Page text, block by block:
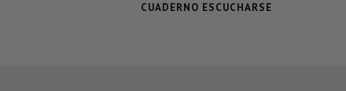
CUADERNO ESCUCHARSE